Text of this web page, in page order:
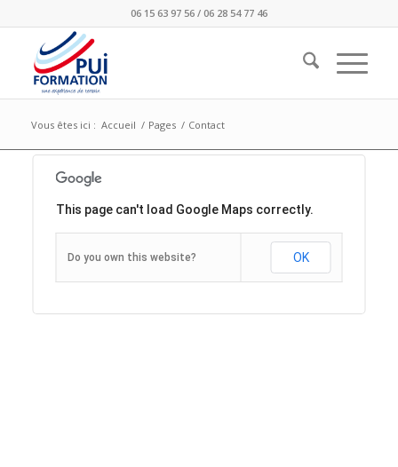
06 15 63 97 56 / 06 28 54 77 46
Vous êtes ici : Accueil / Pages / Contact
This page can't load Google Maps correctly.
Do you own this website? OK